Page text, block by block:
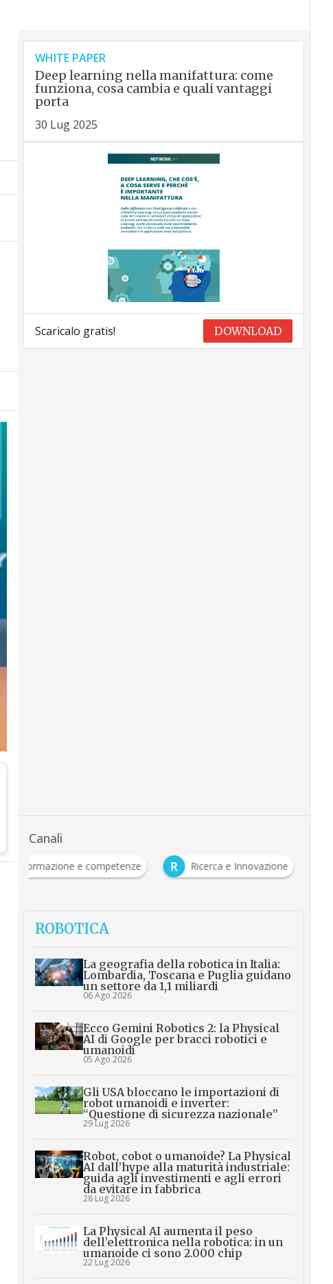
WHITE PAPER
Deep learning nella manifattura: come
funziona, cosa cambia e quali vantaggi
porta
30 Lug 2025
Scaricalo gratis! DOWNLOAD
Canali
F
Formazione e competenze R Ricerca e Innovazione
ROBOTICA
La geografia della robotica in Italia:
Lombardia, Toscana e Puglia guidano
un settore da 1,1 miliardi
06 Ago 2026
Ecco Gemini Robotics 2: la Physical
AI di Google per bracci robotici e
umanoidi
05 Ago 2026
Gli USA bloccano le importazioni di
robot umanoidi e inverter:
“Questione di sicurezza nazionale”
29 Lug 2026
Robot, cobot o umanoide? La Physical
AI dall’hype alla maturità industriale:
guida agli investimenti e agli errori
da evitare in fabbrica
28 Lug 2026
La Physical AI aumenta il peso
dell’elettronica nella robotica: in un
umanoide ci sono 2.000 chip
22 Lug 2026